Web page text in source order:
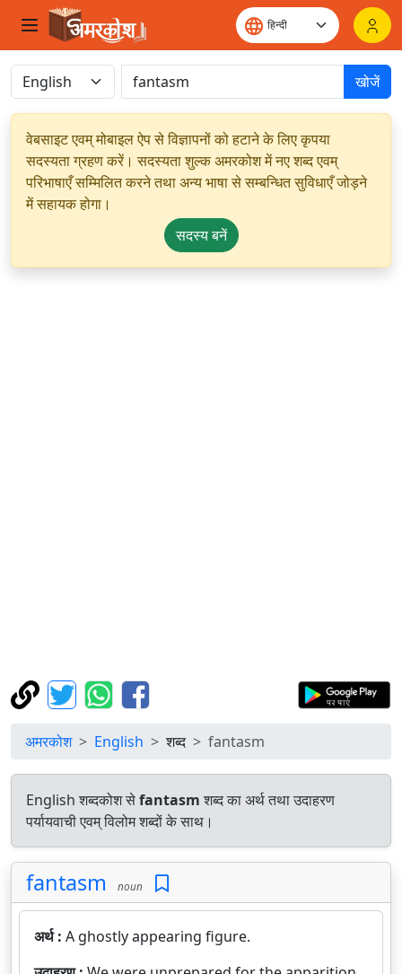
खोजें
वेबसाइट एवम् मोबाइल ऐप से विज्ञापनों को हटाने के लिए कृपया
सदस्यता ग्रहण करें। सदस्यता शुल्क अमरकोश में नए शब्द एवम्
परिभाषाएँ सम्मिलित करने तथा अन्य भाषा से सम्बन्धित सुविधाएँ जोड़ने
में सहायक होगा।
सदस्य बनें
अमरकोश English शब्द fantasm
English शब्दकोश सेfantasmशब्द का अर्थ तथा उदाहरण
पर्यायवाची एवम् विलोम शब्दों के साथ।
fantasm noun
अर्थ : A ghostly appearing figure.